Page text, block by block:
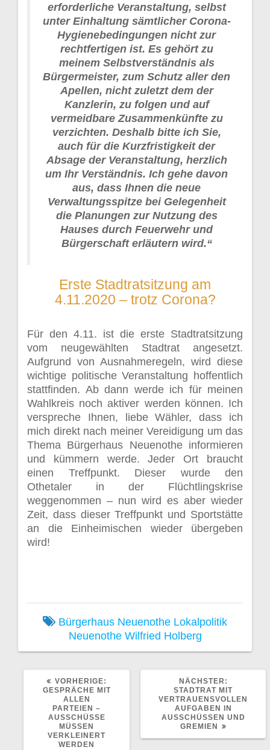
erforderliche Veranstaltung, selbst
unter Einhaltung sämtlicher Corona-
Hygienebedingungen nicht zur
rechtfertigen ist. Es gehört zu
meinem Selbstverständnis als
Bürgermeister, zum Schutz aller den
Apellen, nicht zuletzt dem der
Kanzlerin, zu folgen und auf
vermeidbare Zusammenkünfte zu
verzichten. Deshalb bitte ich Sie,
auch für die Kurzfristigkeit der
Absage der Veranstaltung, herzlich
um Ihr Verständnis. Ich gehe davon
aus, dass Ihnen die neue
Verwaltungsspitze bei Gelegenheit
die Planungen zur Nutzung des
Hauses durch Feuerwehr und
Bürgerschaft erläutern wird.“
Erste Stadtratsitzung am
4.11.2020 – trotz Corona?
Für den 4.11. ist die erste Stadtratsitzung
vom neugewählten Stadtrat angesetzt.
Aufgrund von Ausnahmeregeln, wird diese
wichtige politische Veranstaltung hoffentlich
stattfinden. Ab dann werde ich für meinen
Wahlkreis noch aktiver werden können. Ich
verspreche Ihnen, liebe Wähler, dass ich
mich direkt nach meiner Vereidigung um das
Thema Bürgerhaus Neuenothe informieren
und kümmern werde. Jeder Ort braucht
einen Treffpunkt. Dieser wurde den
Othetaler in der Flüchtlingskrise
weggenommen – nun wird es aber wieder
Zeit, dass dieser Treffpunkt und Sportstätte
an die Einheimischen wieder übergeben
wird!
Bürgerhaus Neuenothe Lokalpolitik
Neuenothe Wilfried Holberg
VORHERIGE:
BEITRAG:
GESPRÄCHE MIT
ALLEN
PARTEIEN –
AUSSCHÜSSE
MÜSSEN
VERKLEINERT
WERDEN
NÄCHSTER:
BEITRAG:
STADTRAT MIT
VERTRAUENSVOLLEN
AUFGABEN IN
AUSSCHÜSSEN UND
GREMIEN